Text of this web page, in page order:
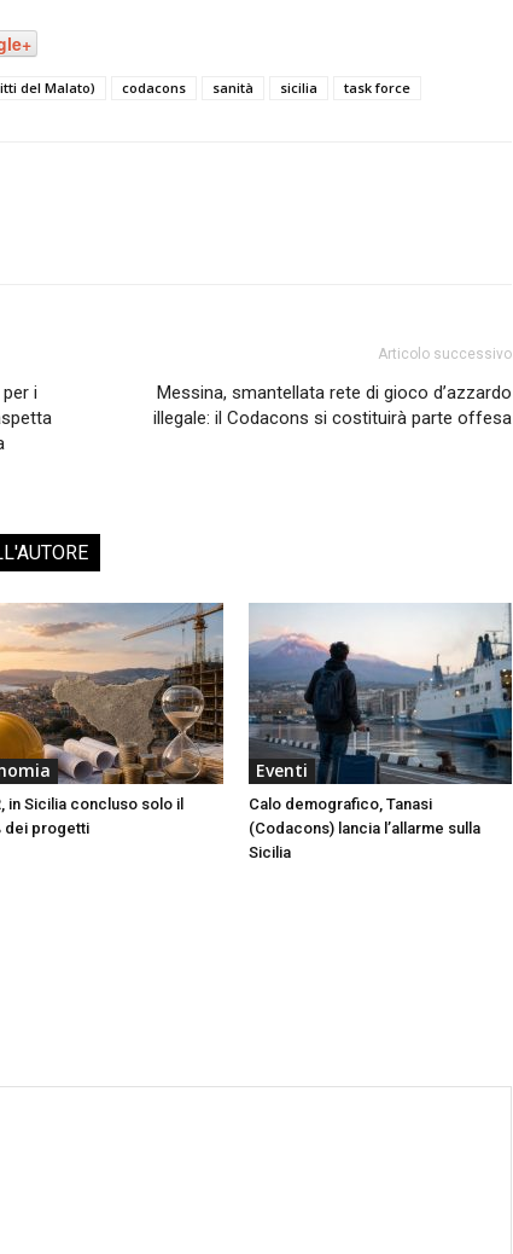
del Malato) codacons sanità sicilia task force
i
Articolo successivo
Messina, smantellata rete di gioco d’azzardo
illegale: il Codacons si costituirà parte offesa
in Sicilia concluso solo il
dei progetti
Eventi
Calo demografico, Tanasi
(Codacons) lancia l’allarme sulla
Sicilia